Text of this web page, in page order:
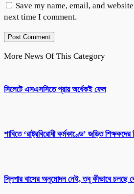
Save my name, email, and
next time I comment.
More News Of This Category
সিলেটে এসএসসিতে প্রায় অর্ধেকই ফেল
শাবিতে ‘রাষ্ট্রবিরোধী কর্মকাণ্ডে’ জড়িত
স্লিপার বাসের অনুমোদন নেই, তবু কীভাবে চলছে